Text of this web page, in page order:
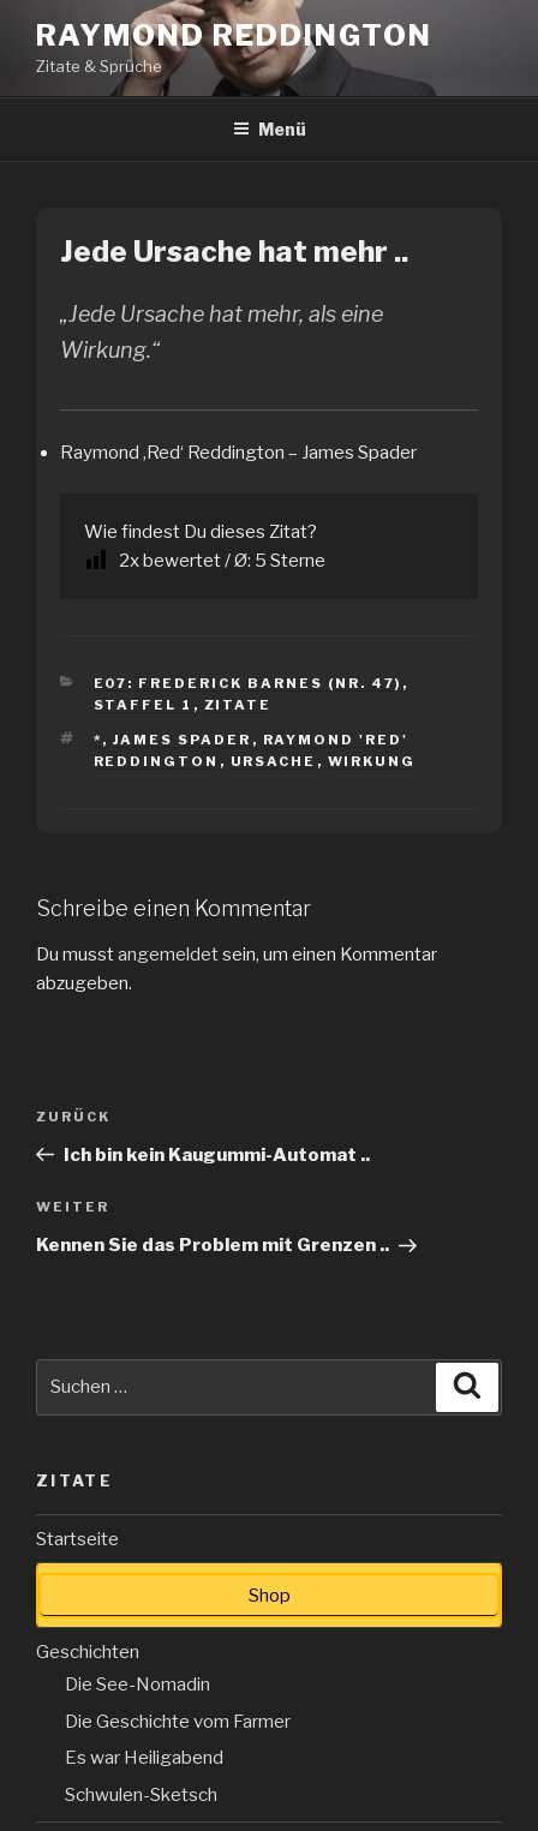
Inhalt
springen
RAYMOND REDDINGTON
Zitate & Sprüche
Menü
Jede Ursache hat mehr ..
„Jede Ursache hat mehr, als eine
Wirkung.“
Raymond ‚Red‘ Reddington – James Spader
Wie findest Du dieses Zitat?
2x bewertet / Ø: 5 Sterne
KATEGORIEN
E07: FREDERICK BARNES (NR. 47) ,
STAFFEL 1 , ZITATE
SCHLAGWÖRTER
* , JAMES SPADER , RAYMOND 'RED'
REDDINGTON , URSACHE , WIRKUNG
Schreibe einen Kommentar
Du musstangemeldetsein, um einen Kommentar
abzugeben.
Beitragsnavigation
Vorheriger
Beitrag
ZURÜCK
Ich bin kein Kaugummi-Automat ..
Nächster
Beitrag
WEITER
Kennen Sie das Problem mit Grenzen ..
ZITATE
Startseite
Shop
Geschichten
Die See-Nomadin
Die Geschichte vom Farmer
Es war Heiligabend
Schwulen-Sketsch